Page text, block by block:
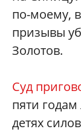
по-моему,
призывы
Золотов.
Суд
пяти
детях